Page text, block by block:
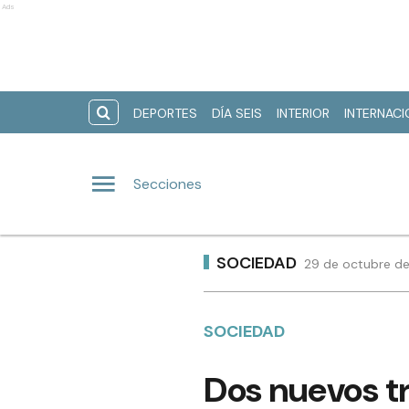
Ads
DEPORTES DÍA SEIS INTERIOR
Secciones
SOCIEDAD 29 de octubre
SOCIEDAD
Dos nuevos